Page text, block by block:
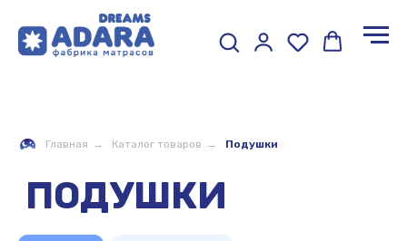
Главная → Каталог товаров → Подушки
ПОДУШКИ